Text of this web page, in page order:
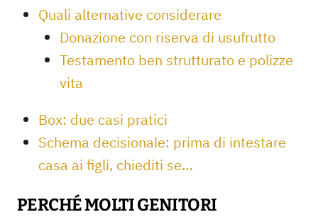
Quali alternative considerare
Donazione con riserva di usufrutto
Testamento ben strutturato e polizze
vita
Box: due casi pratici
Schema decisionale: prima di intestare
casa ai figli, chiediti se…
PERCHÉ MOLTI GENITORI